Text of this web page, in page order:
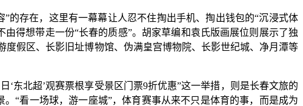
存在，这里有一幕幕让人忍不住掏出手机、掏出钱包的“沉浸式体
得想带走一份“长春的质感”。胡家草编和袁氏版画展位则展示了独
假区、长影旧址博物馆、伪满皇宫博物院、长影世纪城、净月潭等
北超’观赛票根享受景区门票9折优惠”这一举措，则是长春文旅的
“看一场球，游一座城”，体育赛事从来不只是体育的事，而是成为